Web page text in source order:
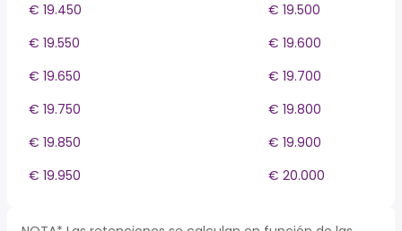
€ 19.450
€ 19.500
€ 19.550
€ 19.600
€ 19.650
€ 19.700
€ 19.750
€ 19.800
€ 19.850
€ 19.900
€ 19.950
€ 20.000